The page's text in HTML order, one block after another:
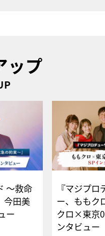
ップ
～救命
今田美
ュー
『マジプロ
ー、ももク
クロ×東京
ンタビュー